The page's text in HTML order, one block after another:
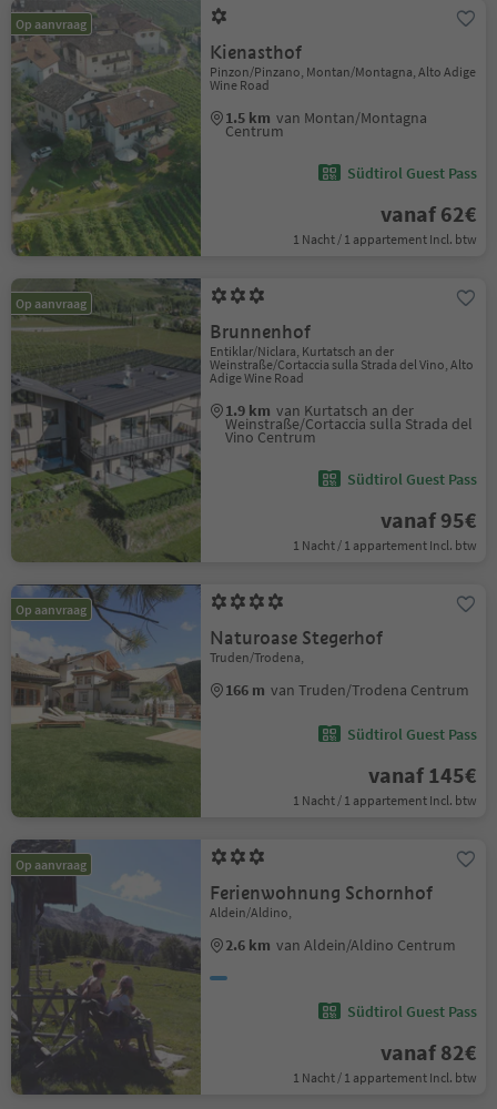
Op aanvraag
Kienasthof
Pinzon/Pinzano, Montan/Montagna, Alto Adige
Wine Road
1.5 km van Montan/Montagna
Centrum
Südtirol Guest Pass
vanaf 62€
1 Nacht / 1 appartement Incl. btw
Op aanvraag
Brunnenhof
Entiklar/Niclara, Kurtatsch an der
Weinstraße/Cortaccia sulla Strada del Vino, Alto
Adige Wine Road
1.9 km van Kurtatsch an der
Weinstraße/Cortaccia sulla Strada del
Vino Centrum
Südtirol Guest Pass
vanaf 95€
1 Nacht / 1 appartement Incl. btw
Op aanvraag
Naturoase Stegerhof
Truden/Trodena,
166 m van Truden/Trodena Centrum
Südtirol Guest Pass
vanaf 145€
1 Nacht / 1 appartement Incl. btw
Op aanvraag
Ferienwohnung Schornhof
Aldein/Aldino,
2.6 km van Aldein/Aldino Centrum
Südtirol Guest Pass
vanaf 82€
1 Nacht / 1 appartement Incl. btw